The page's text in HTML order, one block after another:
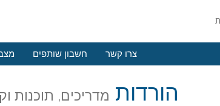
חשבון שותפים צרו קשר
הורדות מדריכים, תוכנות